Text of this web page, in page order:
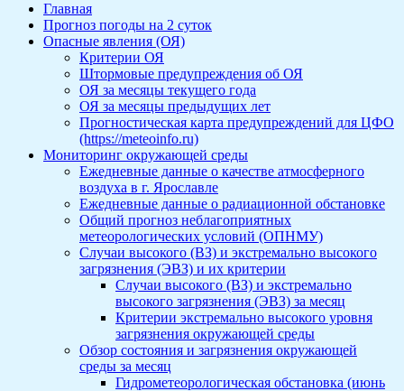
Главная
Прогноз погоды на 2 суток
Опасные явления (ОЯ)
Критерии ОЯ
Штормовые предупреждения об ОЯ
ОЯ за месяцы текущего года
ОЯ за месяцы предыдущих лет
Прогностическая карта предупреждений для ЦФО
(https://meteoinfo.ru)
Мониторинг окружающей среды
Ежедневные данные о качестве атмосферного
воздуха в г. Ярославле
Ежедневные данные о радиационной обстановке
Общий прогноз неблагоприятных
метеорологических условий (ОПНМУ)
Случаи высокого (ВЗ) и экстремально высокого
загрязнения (ЭВЗ) и их критерии
Случаи высокого (ВЗ) и экстремально
высокого загрязнения (ЭВЗ) за месяц
Критерии экстремально высокого уровня
загрязнения окружающей среды
Обзор состояния и загрязнения окружающей
среды за месяц
Гидрометеорологическая обстановка (июнь